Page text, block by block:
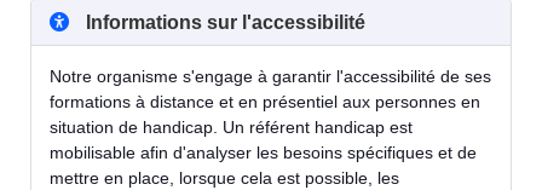
Informations sur l'accessibilité
Notre organisme s'engage à garantir l'accessibilité de ses
formations à distance et en présentiel aux personnes en
situation de handicap. Un référent handicap est
mobilisable afin d'analyser les besoins spécifiques et de
mettre en place, lorsque cela est possible, les